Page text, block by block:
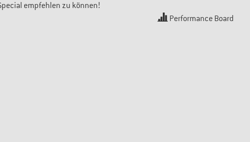
empfehlen zu können!
Performance Board